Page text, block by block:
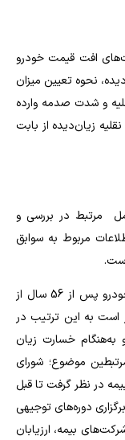
افت قیمت خودرو
نحوه تعیین میزان
و شدت صدمه وارده
زیان‌دیده از بابت
مرتبط در بررسی و
مربوط به سوابق
با توجه به اینکه پرداخت خسارت افت قیمت خودرو پس از 56 سال از
است به این ترتیب در
خسارت زیان
موضوع؛ شورای
در نظر گرفت تا قبل
دوره‌های توجیهی
بیمه، ارزیابان